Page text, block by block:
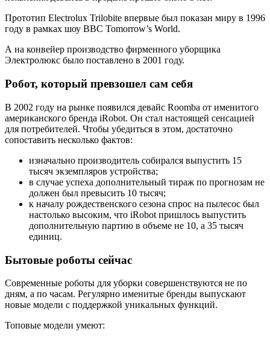
Прототип Electrolux Trilobite впервые был показан миру в 1996
году в рамках шоу BBC Tomorrow’s World.
А на конвейер производство фирменного уборщика
Электролюкс было поставлено в 2001 году.
Робот, который превзошел сам себя
В 2002 году на рынке появился девайс Roomba от именитого
американского бренда iRobot. Он стал настоящей сенсацией
для потребителей. Чтобы убедиться в этом, достаточно
сопоставить несколько фактов:
изначально производитель собирался выпустить 15
тысяч экземпляров устройства;
в случае успеха дополнительный тираж по прогнозам не
должен был превысить 10 тысяч;
к началу рождественского сезона спрос на пылесос был
настолько высоким, что iRobot пришлось выпустить
дополнительную партию в объеме не 10, а 35 тысяч
единиц.
Бытовые роботы сейчас
Современные роботы для уборки совершенствуются не по
дням, а по часам. Регулярно именитые бренды выпускают
новые модели с поддержкой уникальных функций.
Топовые модели умеют: